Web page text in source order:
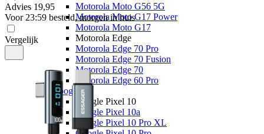
Motorola Moto G56 5G
Motorola Moto G17 Power
Motorola Moto G17
Motorola Edge
Motorola Edge 70 Pro
Motorola Edge 70 Fusion
Motorola Edge 70
Motorola Edge 60 Pro
Google
Google Pixel 10
Google Pixel 10a
Google Pixel 10 Pro XL
Advies 19,95
Voor 23:59 besteld, morgen in huis
Vergelijk